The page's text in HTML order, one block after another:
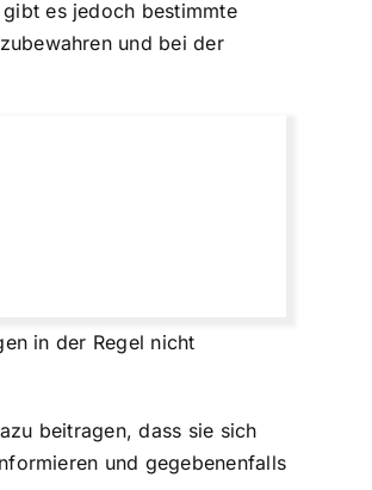
es jedoch bestimmte
und bei der
in der Regel nicht
beitragen, dass sie sich
und gegebenenfalls